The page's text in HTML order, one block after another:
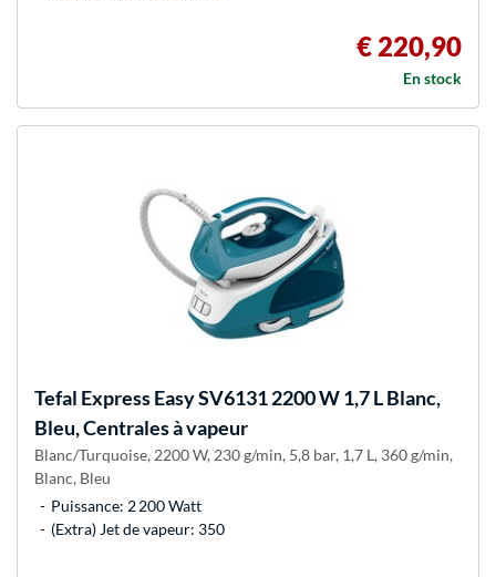
€ 220,90
En stock
Tefal Express Easy SV6131 2200 W 1,7 L Blanc,
Bleu, Centrales à vapeur
Blanc/Turquoise, 2200 W, 230 g/min, 5,8 bar, 1,7 L, 360 g/min,
Blanc, Bleu
Puissance: 2 200 Watt
(Extra) Jet de vapeur: 350